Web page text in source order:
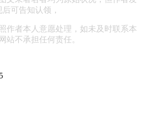
后可告知认领，
作者本人意愿处理，如未及时联系本
站不承担任何责任。